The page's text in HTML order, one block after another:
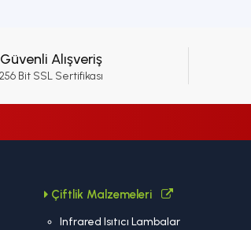
Güvenli Alışveriş
256 Bit SSL Sertifikası
Çiftlik Malzemeleri
Infrared Isıtıcı Lambalar